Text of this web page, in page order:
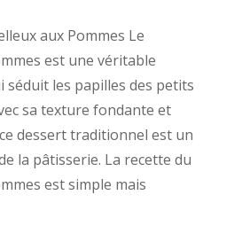
aux Pommes Le
est une véritable
séduit les papilles des petits
sa texture fondante et
dessert traditionnel est un
la pâtisserie. La recette du
est simple mais